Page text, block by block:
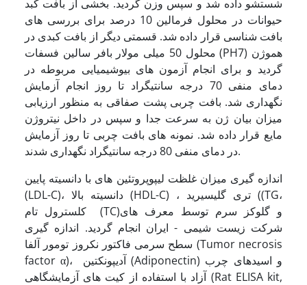
شستشو داده شد و سپس وزن گردید. بخشی از بافت کبد
حیوانات در محلول فرمالین 10 درصد برای بررسی های
بافت شناسی قرار داده شد. قسمتی دیگر از بافت کبدی در
محلول 50 میلی مولار بافر سالین فسفات (PH7) هموژن
گردید و برای انجام آزمون های بیوشیمیایی مربوطه در
دمای منفی 70 درجه سانتیگراد تا روز انجام آزمایش
نگهداری شد. بافت چربی پشت صفاقی به منظور ارزیابی
میزان بیان ژن به سرعت جدا و سپس در داخل نیتروژن
مایع قرار داده شد. نمونه های بافت چربی تا روز آزمایش
در دمای منفی 80 درجه سانتیگراد نگهداری شدند.
اندازه گیری میزان غلظت لیپوپروتئین های با دانسیته پایین
(LDL-C)، دانسیته بالا (HDL-C) ، تری گلیسیرید ((TG،
کلسترول تام (TC)و گلوکز سرم توسط معرف های
شرکت زیست شیمی - ایران انجام گردید. اندازه گیری
سطح سرمی فاکتور نکروز تومور آلفا (Tumor necrosis
factor α)، آدیپونکتین (Adiponectin) و اسیدهای چرب
آزاد با استفاده از کیت های آزمایشگاهی (Rat ELISA kit,